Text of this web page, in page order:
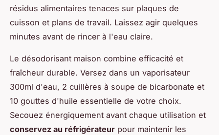
résidus alimentaires tenaces sur plaques de
cuisson et plans de travail. Laissez agir quelques
minutes avant de rincer à l'eau claire.
Le désodorisant maison combine efficacité et
fraîcheur durable. Versez dans un vaporisateur
300ml d'eau, 2 cuillères à soupe de bicarbonate et
10 gouttes d'huile essentielle de votre choix.
Secouez énergiquement avant chaque utilisation et
conservez au réfrigérateur pour maintenir les